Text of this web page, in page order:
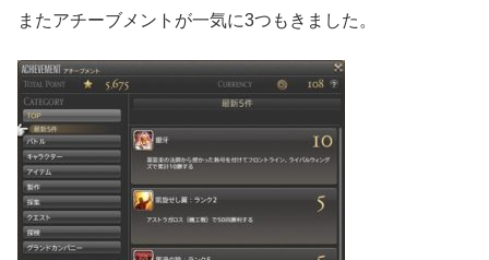
またアチーブメントが一気に3つもきました。